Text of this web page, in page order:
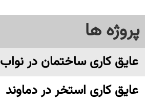
پروژه ها
عایق کاری ساختمان در نواب
عایق کاری استخر در دماوند